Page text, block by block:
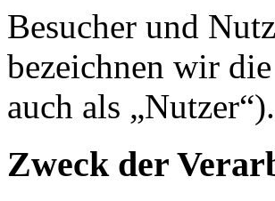
Besucher und
bezeichnen wir
auch als „Nutzer“).
Zweck der